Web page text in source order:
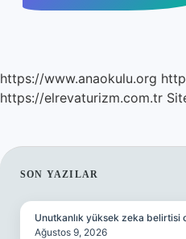
https://www.anaokulu.org
https://elrevaturizm.com.tr
SIDEBAR
SON YAZILAR
Unutkanlık yüksek zeka belirtisi
Ağustos 9, 2026